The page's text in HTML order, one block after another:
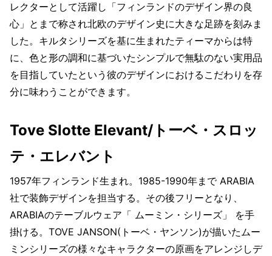
レクターとして活躍し「フィンランドのデザイン界の良
心」とまで称され北欧のデザイン史に大きな足跡を刻みま
した。キルタシリーズを基に生まれたティーマからは特
に、色と形の調和に基づいたシンプルで無駄のない実用品
を目指していたという彼のデザインにおけるこだわりを存
分に味わうことができます。
Tove Slotte Elevant/トーベ・スロッ
テ・エレバント
1957年フィンランド生まれ。1985-1990年まで ARABIA
社で装飾デザインを担当する。その後フリーとなり、
ARABIAのテーブルウェア「 ムーミン・シリーズ」 を手
掛ける。TOVE JANSON(トーベ・ヤンソン)が描いたムー
ミンシリーズの様々なキャラクターの原画をアレンジしデ